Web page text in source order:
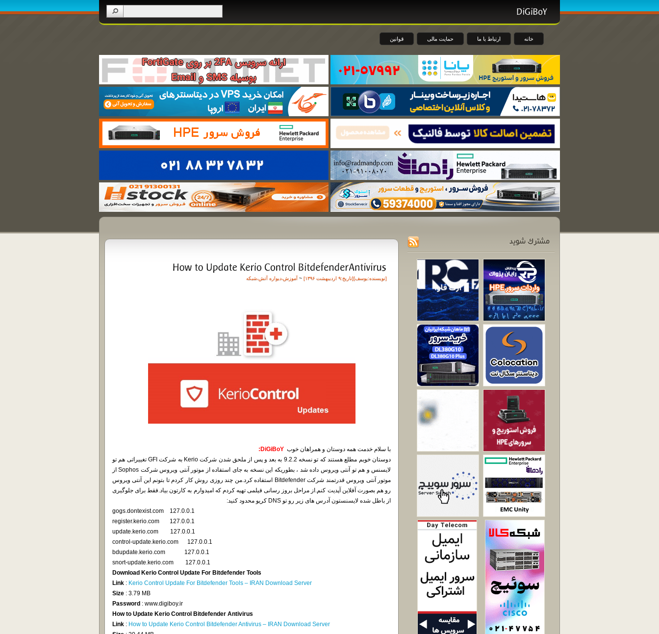
خانه ارتباط با ما حمایت مالی قوانین
[نویسنده:یوسف][تاريخ:۹ اردیبهشت ۱۳۹۶] ~ آموزش،دیواره آتش،شبکه
با سلام خدمت همه دوستان و همراهان خوب DiGiBoY:
دوستان خوبم مطلع هستند که تو نسخه 9.2.2 به بعد و پس از ملحق شدن شرکت Kerio به شرکت GFI تغییراتی هم تو
لایسنس و هم تو آنتی ویروس داده شد ، بطوریکه این نسخه به جای استفاده از موتور آنتی ویروس شرکت Sophos از
موتور آنتی ویروس قدرتمند شرکت Bitdefender استفاده کرد.من چند روزی روش کار کردم تا بتونم این آنتی ویروس
رو هم بصورت آفلاین آپدیت کنم.از مراحل بروز رسانی فیلمی تهیه کردم که امیدوارم به کارتون بیاد.فقط برای جلوگیری
از باطل شده لایسنستون آدرس های زیر رو تو DNS کریو محدود کنید:
127.0.0.1 gogs.dontexist.com
127.0.0.1 register.kerio.com
127.0.0.1 update.kerio.com
127.0.0.1 control-update.kerio.com
bdupdate.kerio.com 127.0.0.1
127.0.0.1 snort-update.kerio.com
Download Kerio Control Update For Bitdefender Tools
Link : Kerio Control Update For Bitdefender Tools – IRAN Download Server
Size : 3.79 MB
Password : www.digiboy.ir
How to Update Kerio Control Bitdefender Antivirus
Link : How to Update Kerio Control Bitdefender Antivirus – IRAN Download Server